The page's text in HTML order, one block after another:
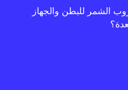
الشمر للبطن والجهاز